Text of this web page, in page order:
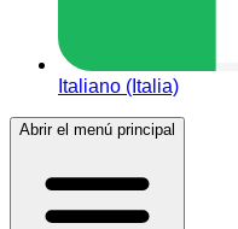
Italiano (Italia)
Abrir el menú principal